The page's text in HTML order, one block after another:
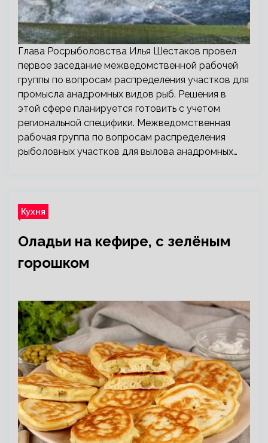
Глава Росрыболовства Илья Шестаков провел
первое заседание межведомственной рабочей
группы по вопросам распределения участков для
промысла анадромных видов рыб. Решения в
этой сфере планируется готовить с учетом
региональной специфики. Межведомственная
рабочая группа по вопросам распределения
рыболовных участков для вылова анадромных…
Кухня
Оладьи на кефире, с зелёным
горошком